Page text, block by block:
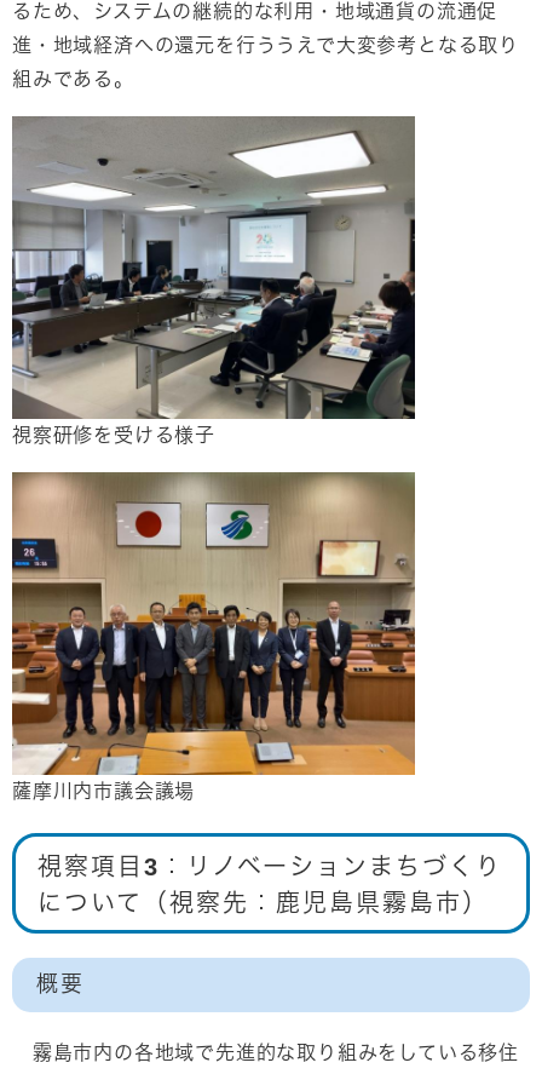
るため、システムの継続的な利用・地域通貨の流通促
進・地域経済への還元を行ううえで大変参考となる取り
組みである。
​視察研修を受ける様子
薩摩川内市議会議場
視察項目3：リノベーションまちづくり
について（視察先：鹿児島県霧島市）
概要
霧島市内の各地域で先進的な取り組みをしている移住